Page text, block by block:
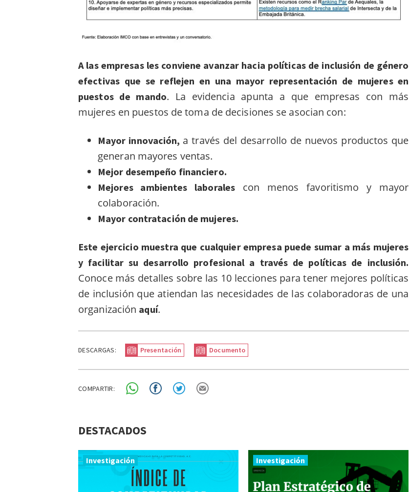
A las empresas les conviene avanzar hacia políticas de inclusión de género
efectivas que se reflejen en una mayor representación de mujeres en
puestos de mando. La evidencia apunta a que empresas con más
mujeres en puestos de toma de decisiones se asocian con:
Mayor innovación, a través del desarrollo de nuevos productos que
generan mayores ventas.
Mejor desempeño financiero.
Mejores ambientes laborales con menos favoritismo y mayor
colaboración.
Mayor contratación de mujeres.
Este ejercicio muestra que cualquier empresa puede sumar a más mujeres
y facilitar su desarrollo profesional a través de políticas de inclusión.
Conoce más detalles sobre las 10 lecciones para tener mejores políticas
de inclusión que atiendan las necesidades de las colaboradoras de una
organización aquí.
DESCARGAS: Presentación Documento
COMPARTIR:
DESTACADOS
Investigación Investigación